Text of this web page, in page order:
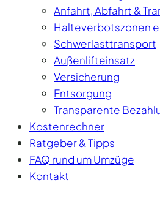
Anfahrt, Abfahrt &
Halteverbotszonen
Schwerlasttransport
Außenlifteinsatz
Versicherung
Entsorgung
Transparente
Kostenrechner
Ratgeber & Tipps
FAQ rund um Umzüge
Kontakt